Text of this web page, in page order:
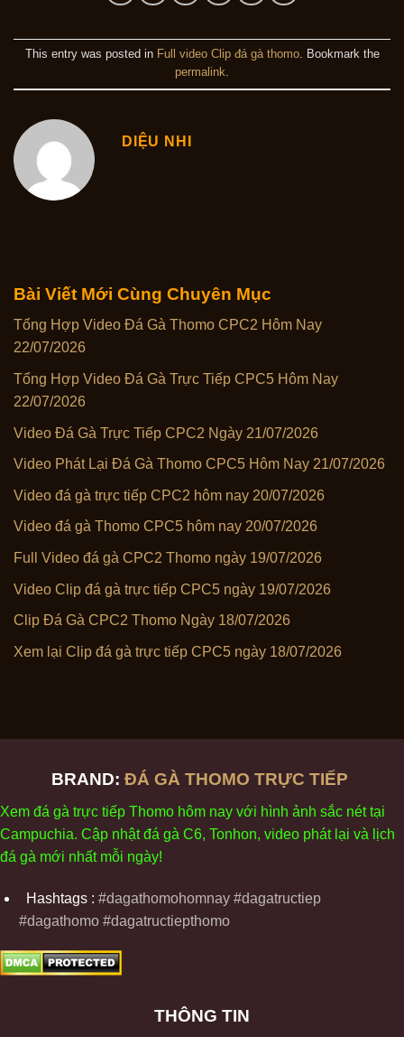
Bài Viết Mới Cùng Chuyên Mục
Tổng Hợp Video Đá Gà Thomo CPC2 Hôm Nay
22/07/2026
Tổng Hợp Video Đá Gà Trực Tiếp CPC5 Hôm Nay
22/07/2026
Video Đá Gà Trực Tiếp CPC2 Ngày 21/07/2026
Video Phát Lại Đá Gà Thomo CPC5 Hôm Nay 21/07/2026
Video đá gà trực tiếp CPC2 hôm nay 20/07/2026
Video đá gà Thomo CPC5 hôm nay 20/07/2026
Full Video đá gà CPC2 Thomo ngày 19/07/2026
Video Clip đá gà trực tiếp CPC5 ngày 19/07/2026
Clip Đá Gà CPC2 Thomo Ngày 18/07/2026
Xem lại Clip đá gà trực tiếp CPC5 ngày 18/07/2026
This entry was posted in Full video Clip đá gà thomo. Bookmark the
permalink.
DIỆU NHI
BRAND: ĐÁ GÀ THOMO TRỰC TIẾP
Xem đá gà trực tiếp Thomo hôm nay với hình ảnh sắc néttại
Campuchia. Cập nhậtđá gà C6, Tonhon, video phátl ại và ịch
đá gà mới nhất mỗi ngày!
Hashtags : #dagathomohomnay #dagatructiep
#dagathomo #dagatructiepthomo
THÔNG TIN